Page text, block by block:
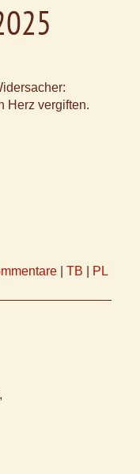
Herz vergiften.
TB PL